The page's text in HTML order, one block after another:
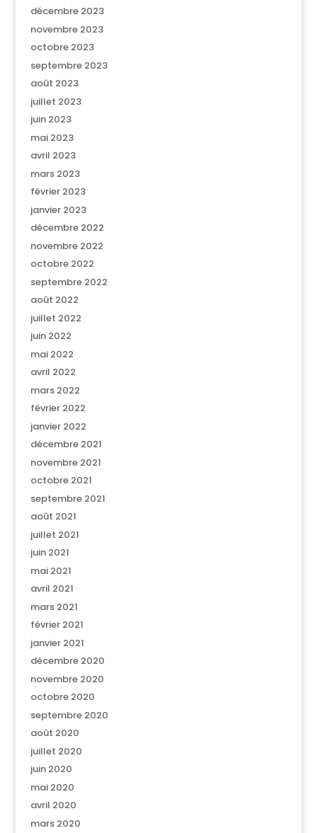
décembre 2023
novembre 2023
octobre 2023
septembre 2023
août 2023
juillet 2023
juin 2023
mai 2023
avril 2023
mars 2023
février 2023
janvier 2023
décembre 2022
novembre 2022
octobre 2022
septembre 2022
août 2022
juillet 2022
juin 2022
mai 2022
avril 2022
mars 2022
février 2022
janvier 2022
décembre 2021
novembre 2021
octobre 2021
septembre 2021
août 2021
juillet 2021
juin 2021
mai 2021
avril 2021
mars 2021
février 2021
janvier 2021
décembre 2020
novembre 2020
octobre 2020
septembre 2020
août 2020
juillet 2020
juin 2020
mai 2020
avril 2020
mars 2020